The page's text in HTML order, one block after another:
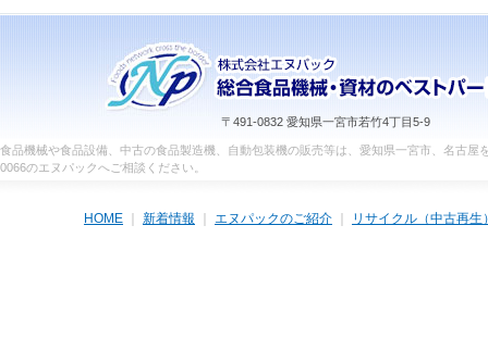
〒491-0832 愛知県一宮市若竹4丁目5-9
食品機械や食品設備、中古の食品製造機、自動包装機の販売等は、愛知県一宮市、名古
0066のエヌパックへご相談ください。
HOME 新着情報 エヌパックのご紹介 リサイクル（中古再生